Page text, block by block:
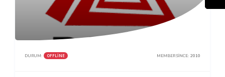
DURUM: OFFLINE MEMBER SINCE: 2010